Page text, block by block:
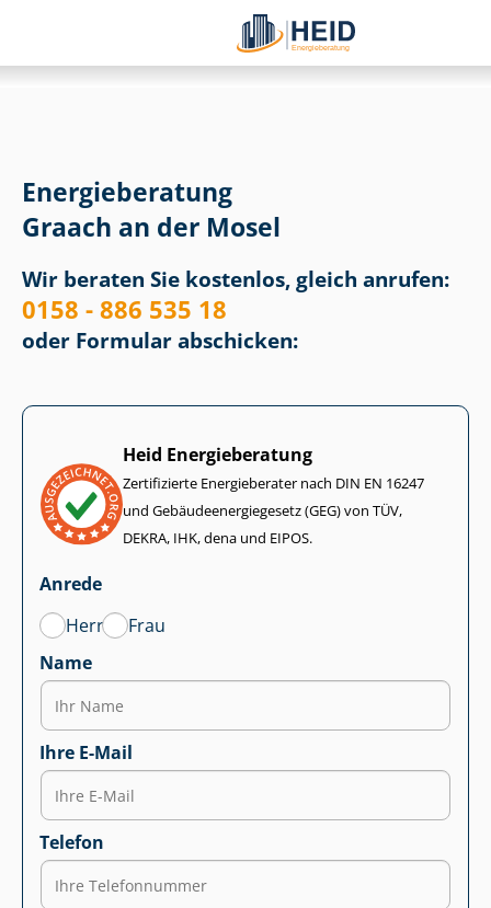
Energieberatung
Graach an der Mosel
Wir beraten Sie kostenlos, gleich anrufen:
0158 - 886 535 18
oder Formular abschicken:
Heid Energieberatung
Zertifizierte Energieberater nach DIN EN 16247
und Ge­bäu­de­en­er­gie­ge­setz (GEG) von TÜV,
DEKRA, IHK, dena und EIPOS.
Anrede
Herr
Frau
Name
Ihre E-Mail
Telefon